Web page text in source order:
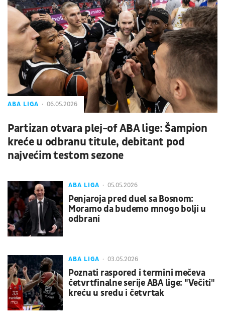
ABA LIGA 06.05.2026
Partizan otvara plej-of ABA lige: Šampion
kreće u odbranu titule, debitant pod
najvećim testom sezone
ABA LIGA 05.05.2026
Penjaroja pred duel sa Bosnom:
Moramo da budemo mnogo bolji u
odbrani
ABA LIGA 03.05.2026
Poznati raspored i termini mečeva
četvrtfinalne serije ABA lige: "Večiti"
kreću u sredu i četvrtak